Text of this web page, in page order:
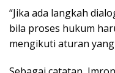
“Jika ada langkah
bila proses hukum
mengikuti aturan yang